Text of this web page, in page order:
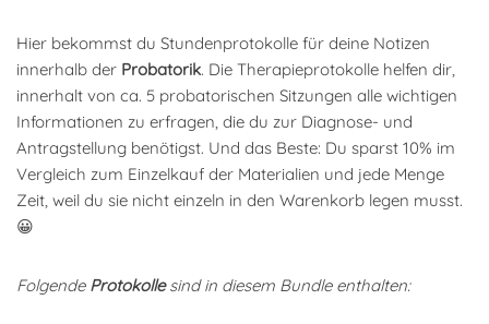
Hier bekommst du Stundenprotokolle für deine Notizen
innerhalb der Probatorik. Die Therapieprotokolle helfen dir,
innerhalt von ca. 5 probatorischen Sitzungen alle wichtigen
Informationen zu erfragen, die du zur Diagnose- und
Antragstellung benötigst. Und das Beste: Du sparst 10% im
Vergleich zum Einzelkauf der Materialien und jede Menge
Zeit, weil du sie nicht einzeln in den Warenkorb legen musst.
😀
Folgende Protokollesind in diesem Bundle enthalten: